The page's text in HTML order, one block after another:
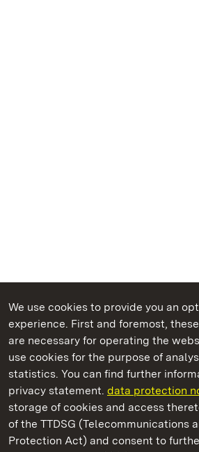
We use cookies to provide you an
experience. First and foremost,
are necessary for operating the
use cookies for the purpose of
statistics. You can find further
privacy statement. data protection
storage of cookies and access
of the TTDSG (Telecommunications
Protection Act) and consent to
State Palaces and Gardens of
Solitude Palace